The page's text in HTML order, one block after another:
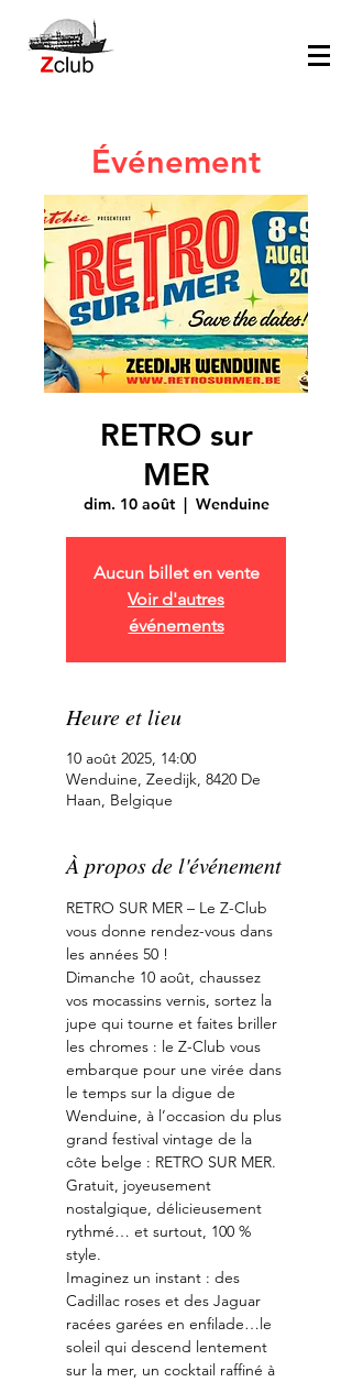
Événement
RETRO sur
MER
dim. 10 août
  |
Wenduine
Aucun billet en vente
Voir d'autres
événements
Heure et lieu
10 août 2025, 14:00
Wenduine, Zeedijk, 8420 De
Haan, Belgique
À propos de l'événement
RETRO SUR MER – Le Z-Club
vous donne rendez-vous dans
les années 50 !
Dimanche 10 août, chaussez
vos mocassins vernis, sortez la
jupe qui tourne et faites briller
les chromes : le Z-Club vous
embarque pour une virée dans
le temps sur la digue de
Wenduine, à l’occasion du plus
grand festival vintage de la
côte belge : RETRO SUR MER.
Gratuit, joyeusement
nostalgique, délicieusement
rythmé… et surtout, 100 %
style.
Imaginez un instant : des
Cadillac roses et des Jaguar
racées garées en enfilade…le
soleil qui descend lentement
sur la mer, un cocktail raffiné à